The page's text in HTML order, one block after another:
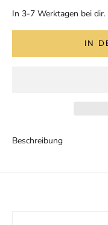
In 3-7 Werktagen bei dir.
IN
Beschreibung